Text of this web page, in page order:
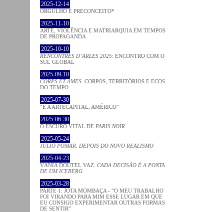
2025-12-14
ORGULHO E PRECONCEITO*
2025-11-10
ARTE, VIOLÊNCIA E MATRIARQUIA EM TEMPOS
DE PROPAGANDA
2025-10-10
RENCONTRES D’ARLES 2025: ENCONTRO COM O
SUL GLOBAL
2025-09-10
CORPS ET ÂMES: CORPOS, TERRITÓRIOS E ECOS
DO TEMPO
2025-07-30
“É A ARTECAPITAL, AMÉRICO”
2025-06-30
O ESCURO VITAL DE PARIS NOIR
2025-05-24
JÚLIO POMAR. DEPOIS DO NOVO REALISMO
2025-04-23
VÂNIA DOUTEL VAZ: CADA DECISÃO É A PONTA
DE UM ICEBERG
2025-03-28
PARTE 1: JOTA MOMBAÇA - “O MEU TRABALHO
FOI VIRANDO PARA MIM ESSE LUGAR EM QUE
EU CONSIGO EXPERIMENTAR OUTRAS FORMAS
DE SENTIR”